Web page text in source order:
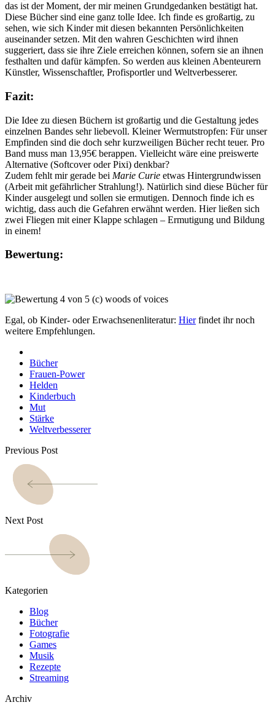
das ist der Moment, der mir meinen Grundgedanken bestätigt hat.
Diese Bücher sind eine ganz tolle Idee. Ich finde es großartig, zu
sehen, wie sich Kinder mit diesen bekannten Persönlichkeiten
auseinander setzen. Mit den wahren Geschichten wird ihnen
suggeriert, dass sie ihre Ziele erreichen können, sofern sie an ihnen
festhalten und dafür kämpfen. So werden aus kleinen Abenteurern
Künstler, Wissenschaftler, Profisportler und Weltverbesserer.
Fazit:
Die Idee zu diesen Büchern ist großartig und die Gestaltung jedes
einzelnen Bandes sehr liebevoll. Kleiner Wermutstropfen: Für unser
Empfinden sind die doch sehr kurzweiligen Bücher recht teuer. Pro
Band muss man 13,95€ berappen. Vielleicht wäre eine preiswerte
Alternative (Softcover oder Pixi) denkbar?
Zudem fehlt mir gerade bei Marie Curie etwas Hintergrundwissen
(Arbeit mit gefährlicher Strahlung!). Natürlich sind diese Bücher für
Kinder ausgelegt und sollen sie ermutigen. Dennoch finde ich es
wichtig, dass auch die Gefahren erwähnt werden. Hier ließen sich
zwei Fliegen mit einer Klappe schlagen – Ermutigung und Bildung
in einem!
Bewertung:
Egal, ob Kinder- oder Erwachsenenliteratur: Hierfindet ihr noch
weitere Empfehlungen.
Bücher
Frauen-Power
Helden
Kinderbuch
Mut
Stärke
Weltverbesserer
Previous Post
Next Post
Kategorien
Blog
Bücher
Fotografie
Games
Musik
Rezepte
Streaming
Archiv